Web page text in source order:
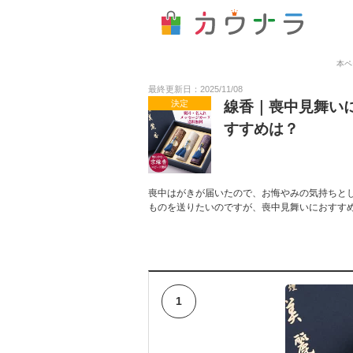
本
最終更新日：2025/11/08
決定
線香｜喪中見舞い
すすめは？
喪中はがきが届いたので、お悔やみの気持ち
ものを送りたいのですが、喪中見舞いにおすす
1